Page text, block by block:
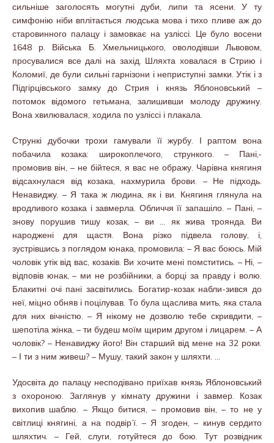
сильніше заголосять могутні дуби, липи та ясени. У ту
симфонію ніби вплітається людська мова і тихо пливе аж до
старовинного палацу і замовкає на узліссі. Це було восени
1648 р. Війська Б. Хмельницького, оволодівши Львовом,
просувалися все далі на захід. Шляхта ховалася в Стрию і
Коломиї, де були сильні гарнізони і неприступні замки. Утік і з
Підгірцівського замку до Стрия і князь Яблоновський –
потомок відомого гетьмана, залишивши молоду дружину.
Вона хвилювалася, ходила по узліссі і плакала.
Стрункі дубочки трохи гамували її журбу. І раптом вона
побачила козака: широкоплечого, стрункого. – Пані,-
промовив він, – не бійтеся, я вас не ображу. Чарівна княгиня
відсахнулася від козака, нахмурила брови. – Не підходь.
Ненавиджу. – Я така ж людина, як і ви. Княгиня глянула на
вродливого козака і завмерла. Обличчя її запашіло. – Пані, –
знову порушив тишу козак, – ви … як жива троянда. Ви
народжені для щастя. Вона різко підвела голову, і,
зустрівшись з поглядом юнака, промовила: – Я вас боюсь. Мій
чоловік утік від вас, козаків. Ви хочите мені помститись. – Ні, –
відповів юнак, – ми не розбійники, а борці за правду і волю.
Блакитні очі пані засвітились. Богатир-козак набли-зився до
неї, міцно обняв і поцілував. То була щаслива мить, яка стала
для них вічністю. – Я нікому не дозволю тебе скривдити, –
шепотіла жінка, – ти будеш моїм щирим другом і лицарем. – А
чоловік? – Ненавиджу його! Він старший від мене на 32 роки.
– І ти з ним живеш? – Мушу, такий закон у шляхти. …
Удосвіта до палацу несподівано приїхав князь Яблоновський
з охороною. Заглянув у кімнату дружини і завмер. Козак
вихопив шаблю. – Якщо битися, – промовив він, – то не у
світлиці княгині, а на подвір’ї. – Я згоден, – кинув сердито
шляхтич. – Гей, слуги, готуйтеся до бою. Тут розвідник